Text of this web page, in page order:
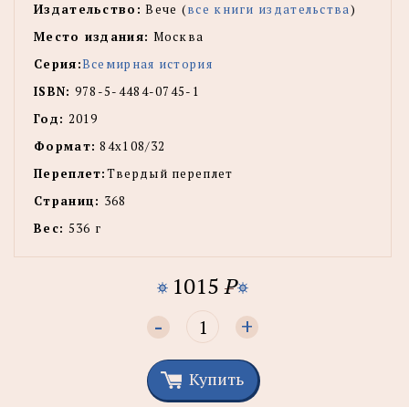
Издательство: Вече (все книги издательства)
Место издания: Москва
Серия:Всемирная история
ISBN: 978-5-4484-0745-1
Год: 2019
Формат: 84х108/32
Переплет:Твердый переплет
Страниц: 368
Вес: 536 г
1015 P
- +
Купить